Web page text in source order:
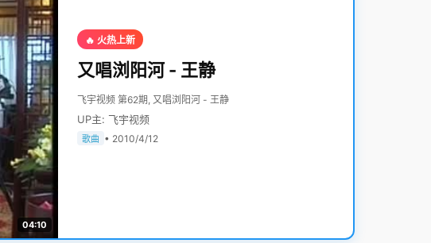
04:10
🔥 火热上新
又唱浏阳河 - 王静
飞宇视频 第62期, 又唱浏阳河 - 王静
UP主: 飞宇视频
歌曲 • 2010/4/12